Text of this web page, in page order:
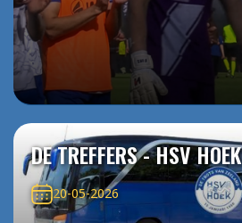
DE TREFFERS - HSV HOEK
20-05-2026